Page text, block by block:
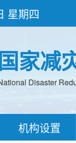
星期四
家减
Disaster
机构设置